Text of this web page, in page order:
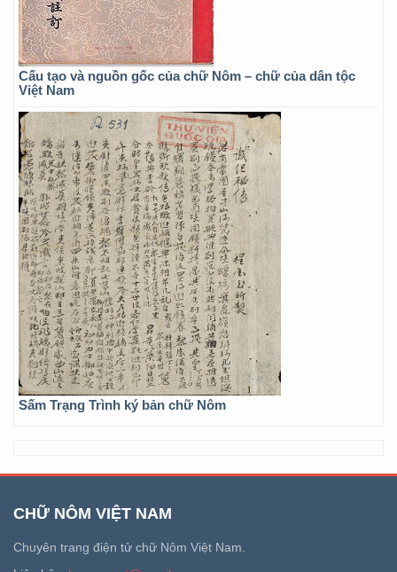
Cấu tạo và nguồn gốc của chữ Nôm – chữ của dân tộc
Việt Nam
Sấm Trạng Trình ký bản chữ Nôm
CHỮ NÔM VIỆT NAM
Chuyên trang điện tử chữ Nôm Việt Nam.